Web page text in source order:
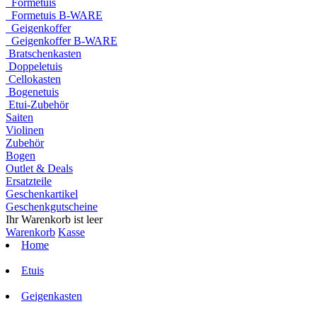
Formetuis
Formetuis B-WARE
Geigenkoffer
Geigenkoffer B-WARE
Bratschenkasten
Doppeletuis
Cellokasten
Bogenetuis
Etui-Zubehör
Saiten
Violinen
Zubehör
Bogen
Outlet & Deals
Ersatzteile
Geschenkartikel
Geschenkgutscheine
Ihr Warenkorb ist leer
Warenkorb Kasse
Home
Etuis
Geigenkasten